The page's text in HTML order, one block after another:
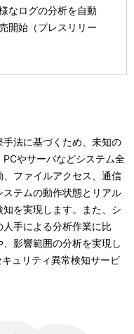
なログの分析を自動
開始（プレスリリー
法に基づくため、未知の
やサーバなどシステム全
ファイルアクセス、通信
テムの動作状態とリアル
を実現します。また、シ
手による分析作業に比
影響範囲の分析を実現し
ュリティ異常検知サービ